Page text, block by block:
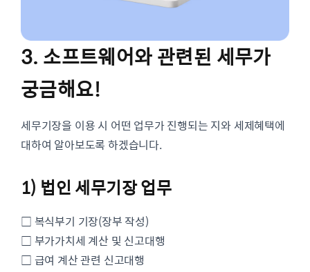
3. 소프트웨어와 관련된 세무가
궁금해요!
세무기장을 이용 시 어떤 업무가 진행되는 지와 세제혜택에
대하여 알아보도록 하겠습니다.
1) 법인 세무기장 업무
□ 복식부기 기장(장부 작성)
□ 부가가치세 계산 및 신고대행
□ 급여 계산 관련 신고대행